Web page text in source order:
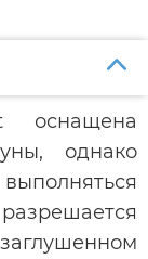
оснащена
однако